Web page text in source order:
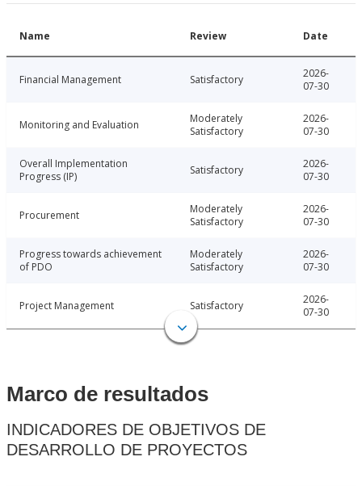
Name Review Date
Financial Management Satisfactory
2026-
07-30
Monitoring and Evaluation
Moderately
Satisfactory
2026-
07-30
Overall Implementation
Progress (IP)
Satisfactory
2026-
07-30
Procurement
Moderately
Satisfactory
2026-
07-30
Progress towards achievement
of PDO
Moderately
Satisfactory
2026-
07-30
Project Management Satisfactory
2026-
07-30
Marco de resultados
INDICADORES DE OBJETIVOS DE
DESARROLLO DE PROYECTOS